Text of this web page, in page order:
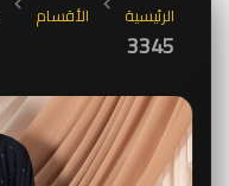
الرئيسية الأقسام
3345